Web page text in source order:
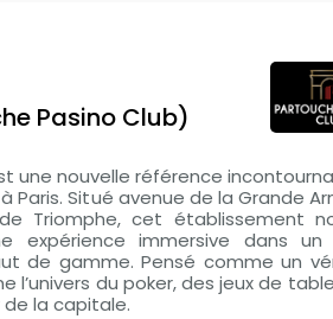
Pasino Club)
une nouvelle référence
Paris. Situé avenue de la Grande
Triomphe, cet établissement
expérience immersive dans un
de gamme. Pensé comme un
l’univers du poker, des jeux de
la capitale.